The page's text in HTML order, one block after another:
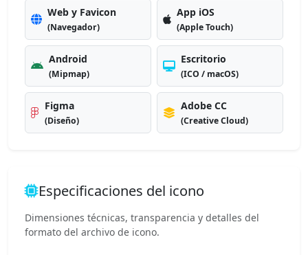
Web y Favicon
(Navegador)
App iOS
(Apple Touch)
Android
(Mipmap)
Escritorio
(ICO / macOS)
Figma
(Diseño)
Adobe CC
(Creative Cloud)
Especificaciones del icono
Dimensiones técnicas, transparencia y detalles del
formato del archivo de icono.